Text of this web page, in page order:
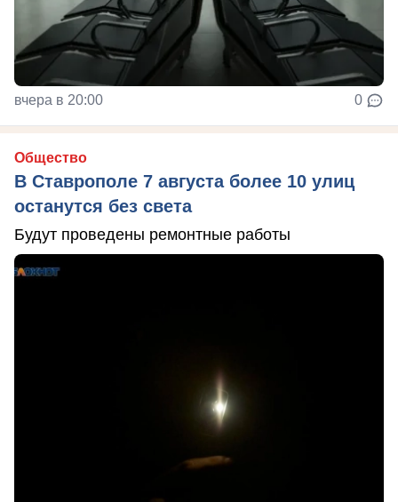
вчера в 20:00 0
Общество
В Ставрополе 7 августа более 10 улиц
останутся без света
Будут проведены ремонтные работы